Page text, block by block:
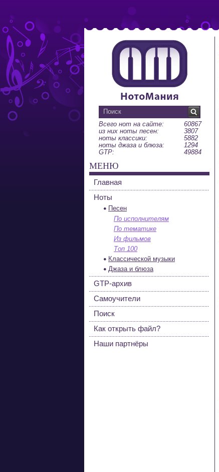
Всего нот на сайте:
60867
из них ноты песен:
3807
ноты классики:
5882
ноты джаза и блюза:
1294
GTP:
49884
МЕНЮ
Главная
Ноты
Песен
По исполнителям
По тематике
Из фильмов
Топ 100
Классической музыки
Джаза и блюза
GTP-архив
Самоучители
Поиск
Как открыть файл?
Наши партнёры